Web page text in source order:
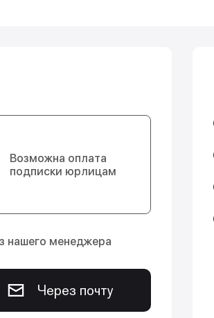
Возможна оплата
подписки юрлицам
нашего менеджера
Через почту